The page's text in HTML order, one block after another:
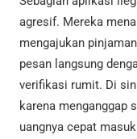
agresif. Mereka
mengajukan
pesan langsung
verifikasi rumit. Di
karena menganggap
uangnya cepat